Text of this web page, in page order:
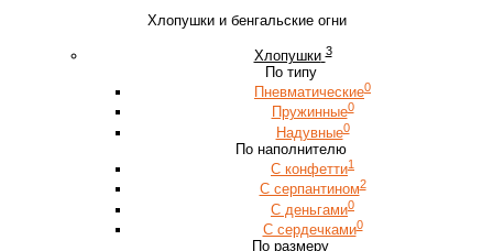
Хлопушки и бенгальские огни
Хлопушки 3
По типу
Пневматические0
Пружинные0
Надувные0
По наполнителю
С конфетти1
С серпантином2
С деньгами0
С сердечками0
По размеру